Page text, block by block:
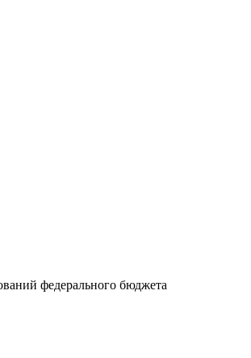
федерального бюджета